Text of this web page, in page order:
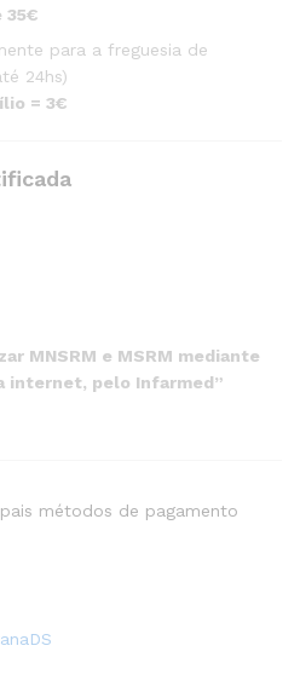
35€
para a freguesia de
24hs)
= 3€
MNSRM e MSRM mediante
internet, pelo Infarmed”
métodos de pagamento